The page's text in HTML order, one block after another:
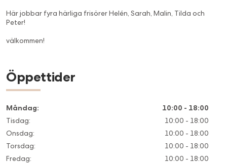
Här jobbar fyra härliga frisörer Helén, Sarah, Malin, Tilda och
Peter!
välkommen!
Öppettider
Måndag:
10:00 - 18:00
Tisdag:
10:00 - 18:00
Onsdag:
10:00 - 18:00
Torsdag:
10:00 - 18:00
Fredag: 10:00 - 18:00